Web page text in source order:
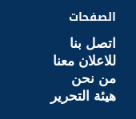
الصفحات
اتصل بنا
للاعلان معنا
من نحن
هيئة التحرير